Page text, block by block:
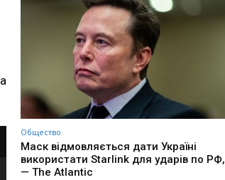
Общество
Маск відмовляється дати Україні
використати Starlink для ударів по РФ,
— The Atlantic